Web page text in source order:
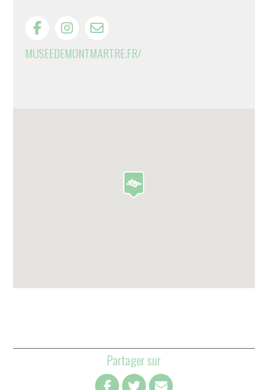
MUSEEDEMONTMARTRE.FR/
Partager sur